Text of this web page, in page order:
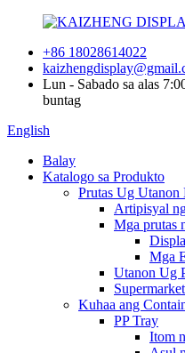
+86 18028614022
Lun - Sabado sa alas
buntag
English
Balay
Katalogo sa Produkto
Prutas Ug Utanon
Artipisyal
Mga prutas
Mga
Utanon Ug
Kuhaa ang
PP Tray
Itom